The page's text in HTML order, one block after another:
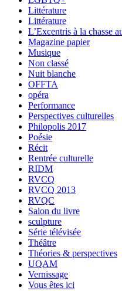
Littérature
Littérature
L’Excentris à la chasse
Magazine papier
Musique
Non classé
Nuit blanche
OFFTA
opéra
Performance
Perspectives culturelles
Philopolis 2017
Poésie
Récit
Rentrée culturelle
RIDM
RVCQ
RVCQ 2013
RVQC
Salon du livre
sculpture
Série télévisée
Théâtre
Théories & perspectives
UQAM
Vernissage
Vous êtes ici